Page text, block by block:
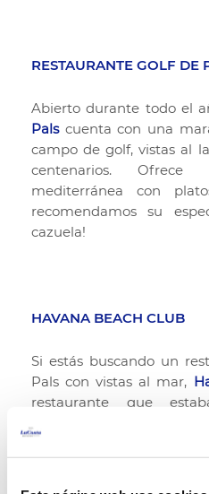
RESTAURANTE GOLF DE
Abierto durante todo el
Palscuenta con una
campo de golf, vistas al
centenarios.
mediterránea con
recomendamos su
cazuela!
HAVANA BEACH CLUB
Si estás buscando un
Pals con vistas al mar,
restaurante que
ensaladas, platos
arroces y fideuás, y
combinados para